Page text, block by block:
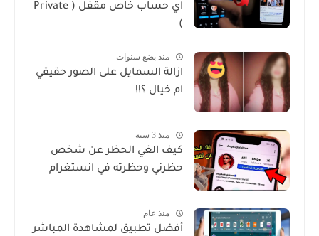
اي حساب خاص مقفل ( Private
)
منذ بضع سنوات
ازالة السمايل على الصور حقيقي
ام خيال ؟!!
منذ 3 سنة
كيف الغي الحظر عن شخص
حظرني وحظرته في انستغرام
منذ عام
أفضل تطبيق لمشاهدة المباشر